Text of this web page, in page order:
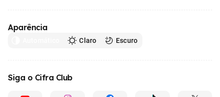
Aparência
Claro Escuro
Siga o Cifra Club